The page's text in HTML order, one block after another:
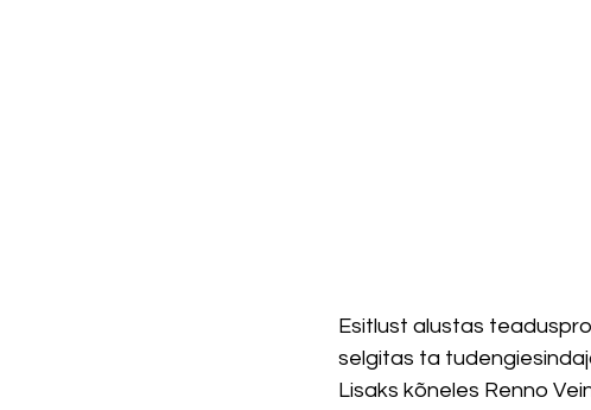
Esitlust alustas
selgitas ta
Lisaks kõneles Renno